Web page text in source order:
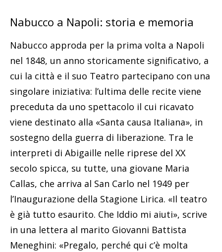
Nabucco a Napoli: storia e memoria
Nabucco approda per la prima volta a Napoli
nel 1848, un anno storicamente significativo, a
cui la città e il suo Teatro partecipano con una
singolare iniziativa: l’ultima delle recite viene
preceduta da uno spettacolo il cui ricavato
viene destinato alla «Santa causa Italiana», in
sostegno della guerra di liberazione. Tra le
interpreti di Abigaille nelle riprese del XX
secolo spicca, su tutte, una giovane Maria
Callas, che arriva al San Carlo nel 1949 per
l’Inaugurazione della Stagione Lirica. «Il teatro
è già tutto esaurito. Che Iddio mi aiuti», scrive
in una lettera al marito Giovanni Battista
Meneghini: «Pregalo, perché qui c’è molta